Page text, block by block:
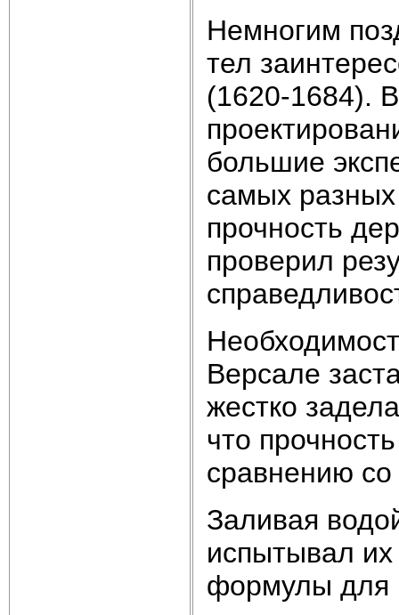
Немногим
тел
(1620-1684).
большие
самых
прочность
проверил
Версале
жестко
что
сравнению
Заливая
испытывал
формулы для